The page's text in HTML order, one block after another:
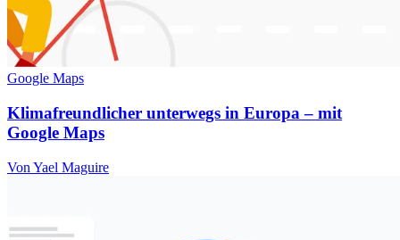
Google Maps
Klimafreundlicher unterwegs in Europa – mit
Google Maps
Von Yael Maguire